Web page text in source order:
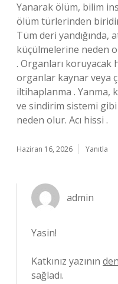
Yanarak ölüm, bilim
ölüm türlerinden
Tüm deri yandığında,
küçülmelerine neden
. Organları koruyacak
organlar kaynar veya
iltihaplanma . Yanma,
ve sindirim sistemi
neden olur. Acı hissi .
Haziran 16, 2026 Yanıtla
admin
Yasin!
Katkınız yazının
sağladı.